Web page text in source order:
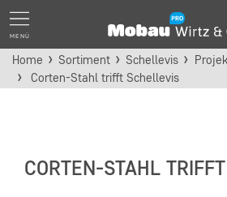
MENÜ
Home Sortiment Schellevis
Corten-Stahl trifft Schellevis
CORTEN-STAHL